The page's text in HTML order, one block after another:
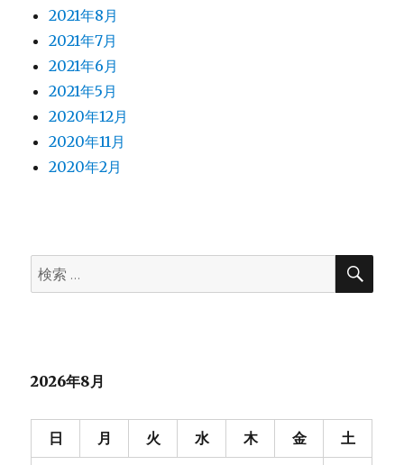
2021年8月
2021年7月
2021年6月
2021年5月
2020年12月
2020年11月
2020年2月
検
索:
検
2026年8月
日 月 火 水 木 金 土